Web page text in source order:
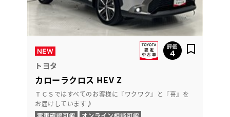
トヨタ
カローラクロス HEV Z
ＴＣＳではすべてのお客様に『ワクワク』と『喜』を
お届けしています♪